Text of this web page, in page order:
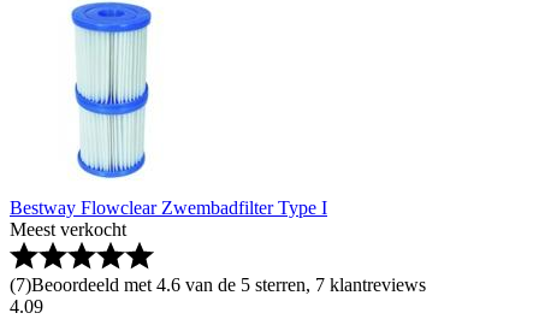
Bestway Flowclear Zwembadfilter Type I
Meest verkocht
(7)Beoordeeld met 4.6 van de 5 sterren, 7 klantreviews
4.09